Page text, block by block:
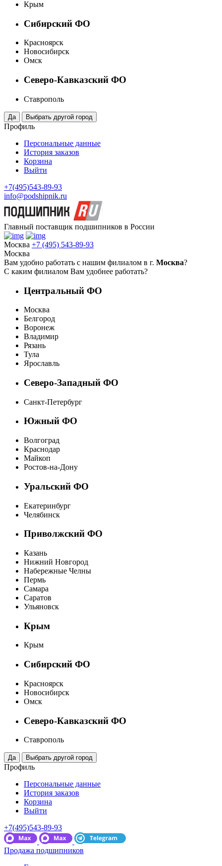
Крым
Сибирский ФО
Красноярск
Новосибирск
Омск
Северо-Кавказский ФО
Ставрополь
Профиль
Персональные данные
История заказов
Корзина
Выйти
+7(495)543-89-93
info@podshipnik.ru
Главный поставщик подшипников в России
Москва +7 (495) 543-89-93
Москва
Вам удобно работать с нашим филиалом в г. Москва?
С каким филиалом Вам удобнее работать?
Центральный ФО
Москва
Белгород
Воронеж
Владимир
Рязань
Тула
Ярославль
Северо-Западный ФО
Санкт-Петербург
Южный ФО
Волгоград
Краснодар
Майкоп
Ростов-на-Дону
Уральский ФО
Екатеринбург
Челябинск
Приволжский ФО
Казань
Нижний Новгород
Набережные Челны
Пермь
Самара
Саратов
Ульяновск
Крым
Крым
Сибирский ФО
Красноярск
Новосибирск
Омск
Северо-Кавказский ФО
Ставрополь
Профиль
Персональные данные
История заказов
Корзина
Выйти
+7(495)543-89-93
Продажа подшипников